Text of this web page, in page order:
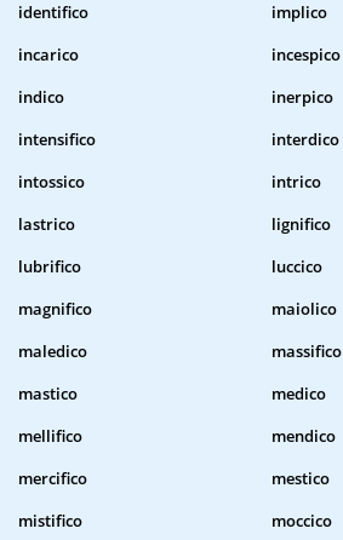
identifico
implico
incarico
incespico
indico
inerpico
intensifico
interdico
intossico
intrico
lastrico
lignifico
lubrifico
luccico
magnifico
maiolico
maledico
massifico
mastico
medico
mellifico
mendico
mercifico
mestico
mistifico
moccico